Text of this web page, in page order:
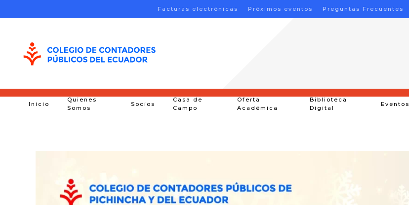
Facturas electrónicas Próximos eventos Preguntas Frecuentes
Inicio
Quienes
Somos
Socios
Casa de
Campo
Oferta
Académica
Biblioteca
Digital
Eventos